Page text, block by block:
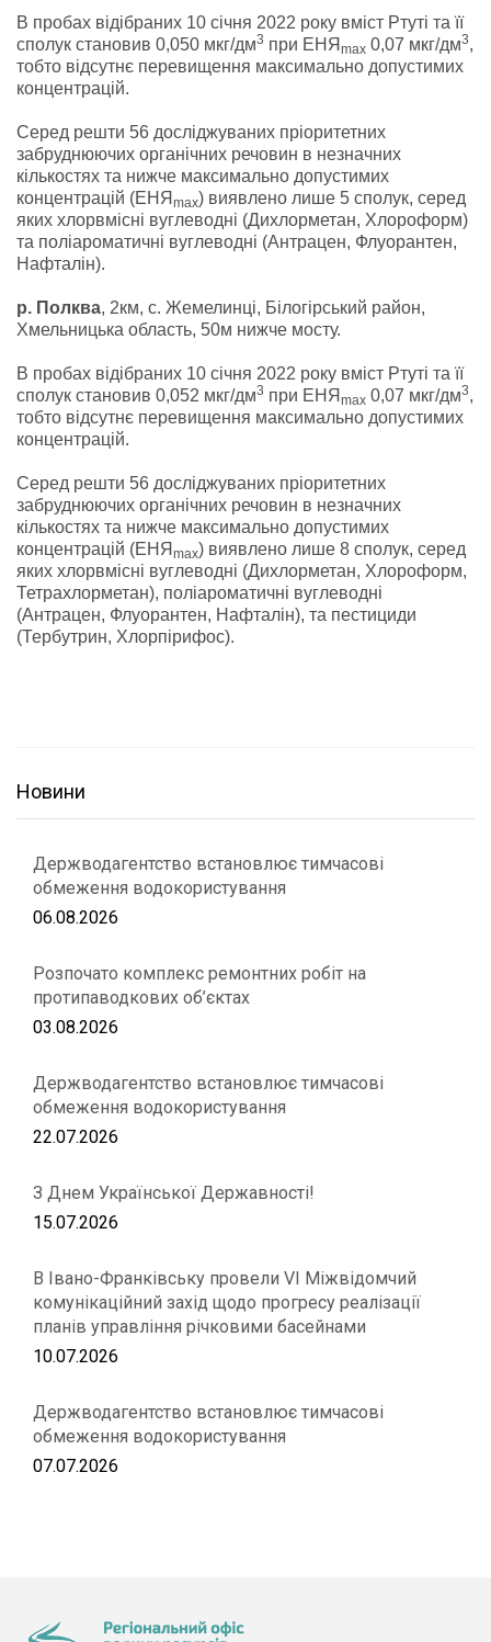
В пробах відібраних 10 січня 2022 року вміст Ртуті та її
сполук становив 0,050 мкг/дм3 при ЕНЯ max 0,07 мкг/дм3,
тобто відсутнє перевищення максимально допустимих
концентрацій.
Серед решти 56 досліджуваних пріоритетних
забруднюючих органічних речовин в незначних
кількостях та нижче максимально допустимих
концентрацій (ЕНЯ max) виявлено лише 5 сполук, серед
яких хлорвмісні вуглеводні (Дихлорметан, Хлороформ)
та поліароматичні вуглеводні (Антрацен, Флуорантен,
Нафталін).
р. Полква, 2км, с. Жемелинці, Білогірський район,
Хмельницька область, 50м нижче мосту.
В пробах відібраних 10 січня 2022 року вміст Ртуті та її
сполук становив 0,052 мкг/дм3 при ЕНЯ max 0,07 мкг/дм3,
тобто відсутнє перевищення максимально допустимих
концентрацій.
Серед решти 56 досліджуваних пріоритетних
забруднюючих органічних речовин в незначних
кількостях та нижче максимально допустимих
концентрацій (ЕНЯ max) виявлено лише 8 сполук, серед
яких хлорвмісні вуглеводні (Дихлорметан, Хлороформ,
Тетрахлорметан), поліароматичні вуглеводні
(Антрацен, Флуорантен, Нафталін), та пестициди
(Тербутрин, Хлорпірифос).
Новини
Держводагентство встановлює тимчасові
обмеження водокористування
06.08.2026
Розпочато комплекс ремонтних робіт на
протипаводкових об’єктах
03.08.2026
Держводагентство встановлює тимчасові
обмеження водокористування
22.07.2026
З Днем Української Державності!
15.07.2026
В Івано-Франківську провели VІ Міжвідомчий
комунікаційний захід щодо прогресу реалізації
планів управління річковими басейнами
10.07.2026
Держводагентство встановлює тимчасові
обмеження водокористування
07.07.2026